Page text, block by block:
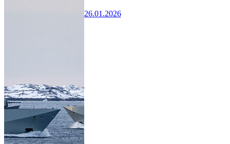
26.01.2026